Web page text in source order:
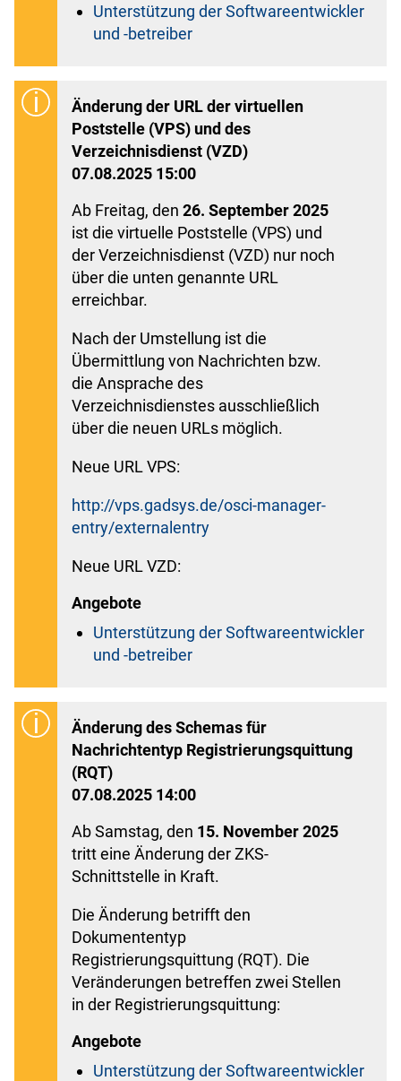
Unterstützung der Softwareentwickler
und -betreiber
Änderung der URL der virtuellen
Poststelle (VPS) und des
Verzeichnisdienst (VZD)
07.08.2025 15:00
Ab Freitag, den 26. September 2025
ist die virtuelle Poststelle (VPS) und
der Verzeichnisdienst (VZD) nur noch
über die unten genannte URL
erreichbar.
Nach der Umstellung ist die
Übermittlung von Nachrichten bzw.
die Ansprache des
Verzeichnisdienstes ausschließlich
über die neuen URLs möglich.
Neue URL VPS:
http://vps.gadsys.de/osci-manager-
entry/externalentry
Neue URL VZD:
Angebote
Unterstützung der Softwareentwickler
und -betreiber
Änderung des Schemas für
Nachrichtentyp Registrierungsquittung
(RQT)
07.08.2025 14:00
Ab Samstag, den 15. November 2025
tritt eine Änderung der ZKS-
Schnittstelle in Kraft.
Die Änderung betrifft den
Dokumententyp
Registrierungsquittung (RQT). Die
Veränderungen betreffen zwei Stellen
in der Registrierungsquittung:
Angebote
Unterstützung der Softwareentwickler